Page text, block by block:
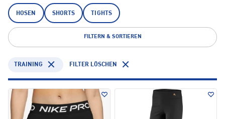
HOSEN SHORTS TIGHTS
FILTERN & SORTIEREN
TRAINING FILTER LÖSCHEN